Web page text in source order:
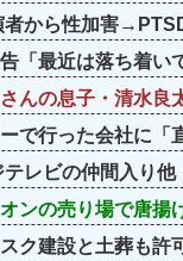
者から性加害
「最近は落ち着い
んの息子・清水良
で行った会社に「
テレビの仲間入り他
ンの売り場で唐揚
スク建設と土葬も